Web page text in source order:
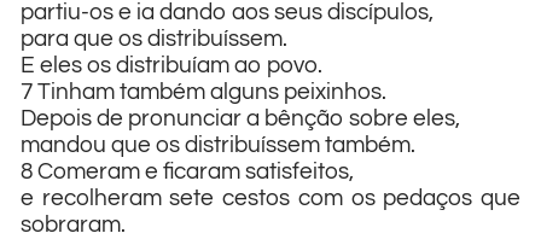
partiu-os e ia dando aos seus discípulos,
para que os distribuíssem.
E eles os distribuíam ao povo.
7 Tinham também alguns peixinhos.
Depois de pronunciar a bênção sobre eles,
mandou que os distribuíssem também.
8 Comeram e ficaram satisfeitos,
e recolheram sete cestos com os pedaços que
sobraram.